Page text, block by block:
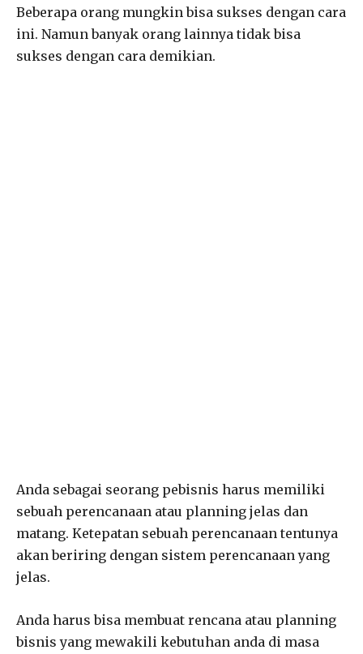
Beberapa orang mungkin bisa sukses dengan cara
ini. Namun banyak orang lainnya tidak bisa
sukses dengan cara demikian.
Anda sebagai seorang pebisnis harus memiliki
sebuah perencanaan atau planning jelas dan
matang. Ketepatan sebuah perencanaan tentunya
akan beriring dengan sistem perencanaan yang
jelas.
Anda harus bisa membuat rencana atau planning
bisnis yang mewakili kebutuhan anda di masa